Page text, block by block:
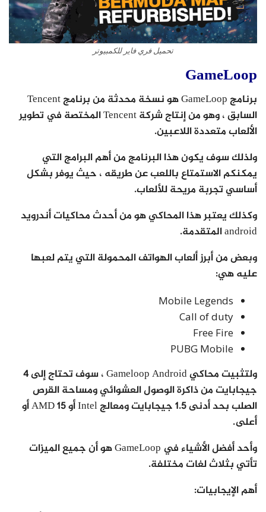
تحميل فري فاير للكمبيوتر
GameLoop
برنامج GameLoop هو نسخة محدثة من برنامج Tencent
السابق ، وهو من إنتاج شركة Tencent المختصة في تطوير
الألعاب متعددة اللاعبين.
ولذلك سوف يكون هذا البرنامج من أهم البرامج التي
يمكنكم الاستمتاع باللعب عن طريقه ، حيث يوفر بشكل
أساسي تجربة مريحة للألعاب.
وكذلك يعتبر هذا المحاكي هو من أحدث محاكيات أندرويد
android المتقدمة.
وبعض من أبرز ألعاب الهواتف المحمولة التي يتم لعبها
عليه هي:
Mobile Legends
Call of duty
Free Fire
PUBG Mobile
ولتثبيت محاكي Gameloop Android ، سوف تحتاج إلى 4
جيجابايت من ذاكرة الوصول العشوائي ومساحة القرص
الصلب بحد أدنى 1.5 جيجابايت ومعالج Intel أو AMD 15 أو
أعلى.
وأحد أفضل الأشياء في GameLoop هو أن جميع الميزات
تأتي بثلاث لغات مختلفة.
أهم الإيجابيات: